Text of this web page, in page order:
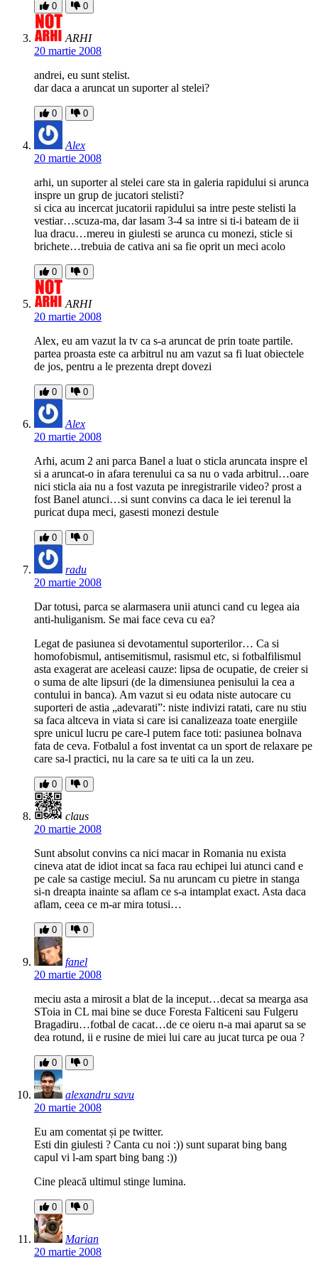
0 0
ARHI
20 martie 2008
andrei, eu sunt stelist.
dar daca a aruncat un suporter al stelei?
0 0
Alex
20 martie 2008
arhi, un suporter al stelei care sta in galeria rapidului si arunca
inspre un grup de jucatori stelisti?
si cica au incercat jucatorii rapidului sa intre peste stelisti la
vestiar…scuza-ma, dar lasam 3-4 sa intre si ti-i bateam de ii
lua dracu…mereu in giulesti se arunca cu monezi, sticle si
brichete…trebuia de cativa ani sa fie oprit un meci acolo
0 0
ARHI
20 martie 2008
Alex, eu am vazut la tv ca s-a aruncat de prin toate partile.
partea proasta este ca arbitrul nu am vazut sa fi luat obiectele
de jos, pentru a le prezenta drept dovezi
0 0
Alex
20 martie 2008
Arhi, acum 2 ani parca Banel a luat o sticla aruncata inspre el
si a aruncat-o in afara terenului ca sa nu o vada arbitrul…oare
nici sticla aia nu a fost vazuta pe inregistrarile video? prost a
fost Banel atunci…si sunt convins ca daca le iei terenul la
puricat dupa meci, gasesti monezi destule
0 0
radu
20 martie 2008
Dar totusi, parca se alarmasera unii atunci cand cu legea aia
anti-huliganism. Se mai face ceva cu ea?
Legat de pasiunea si devotamentul suporterilor… Ca si
homofobismul, antisemitismul, rasismul etc, si fotbalfilismul
asta exagerat are aceleasi cauze: lipsa de ocupatie, de creier si
o suma de alte lipsuri (de la dimensiunea penisului la cea a
contului in banca). Am vazut si eu odata niste autocare cu
suporteri de astia „adevarati”: niste indivizi ratati, care nu stiu
sa faca altceva in viata si care isi canalizeaza toate energiile
spre unicul lucru pe care-l putem face toti: pasiunea bolnava
fata de ceva. Fotbalul a fost inventat ca un sport de relaxare pe
care sa-l practici, nu la care sa te uiti ca la un zeu.
0 0
claus
20 martie 2008
Sunt absolut convins ca nici macar in Romania nu exista
cineva atat de idiot incat sa faca rau echipei lui atunci cand e
pe cale sa castige meciul. Sa nu aruncam cu pietre in stanga
si-n dreapta inainte sa aflam ce s-a intamplat exact. Asta daca
aflam, ceea ce m-ar mira totusi…
0 0
fanel
20 martie 2008
meciu asta a mirosit a blat de la inceput…decat sa mearga asa
SToia in CL mai bine se duce Foresta Falticeni sau Fulgeru
Bragadiru…fotbal de cacat…de ce oieru n-a mai aparut sa se
dea rotund, ii e rusine de miei lui care au jucat turca pe oua ?
0 0
alexandru savu
20 martie 2008
Eu am comentat și pe twitter.
Esti din giulesti ? Canta cu noi :)) sunt suparat bing bang
capul vi l-am spart bing bang :))
Cine pleacă ultimul stinge lumina.
0 0
Marian
20 martie 2008